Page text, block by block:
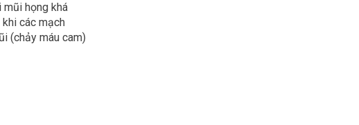
mũi họng khá
các mạch
(chảy máu cam)